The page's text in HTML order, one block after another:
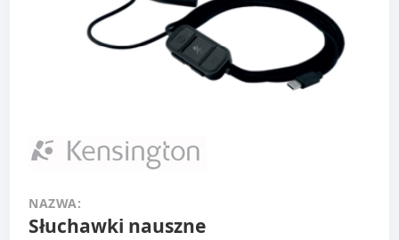
NAZWA:
Słuchawki nauszne